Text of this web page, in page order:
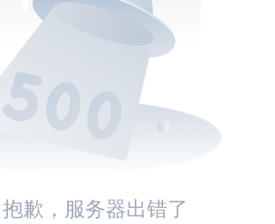
歉，服务器出错了